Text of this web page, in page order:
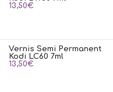
13,50€
Vernis Semi Permanent
Kodi LC60 7ml
13,50€